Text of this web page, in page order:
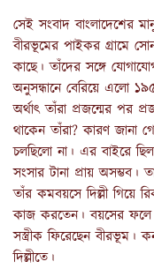
সেই সংবাদ বাংলাদেশের
বীরভূমের পাইকর গ্রামে
কাছে। তাঁদের সঙ্গে
অনুসন্ধানে বেরিয়ে এলো
অর্থাৎ তাঁরা প্রজন্মের পর
থাকেন তাঁরা? কারণ জানা
চলছিলো না। এর বাইরে
সংসার টানা প্রায়
তাঁর কমবয়সে দিল্লী গিয়ে
কাজ করতেন। বয়সের ফলে
সস্ত্রীক ফিরেছেন বীরভূম।
দিল্লীতে।